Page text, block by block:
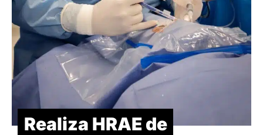
Realiza HRAE de